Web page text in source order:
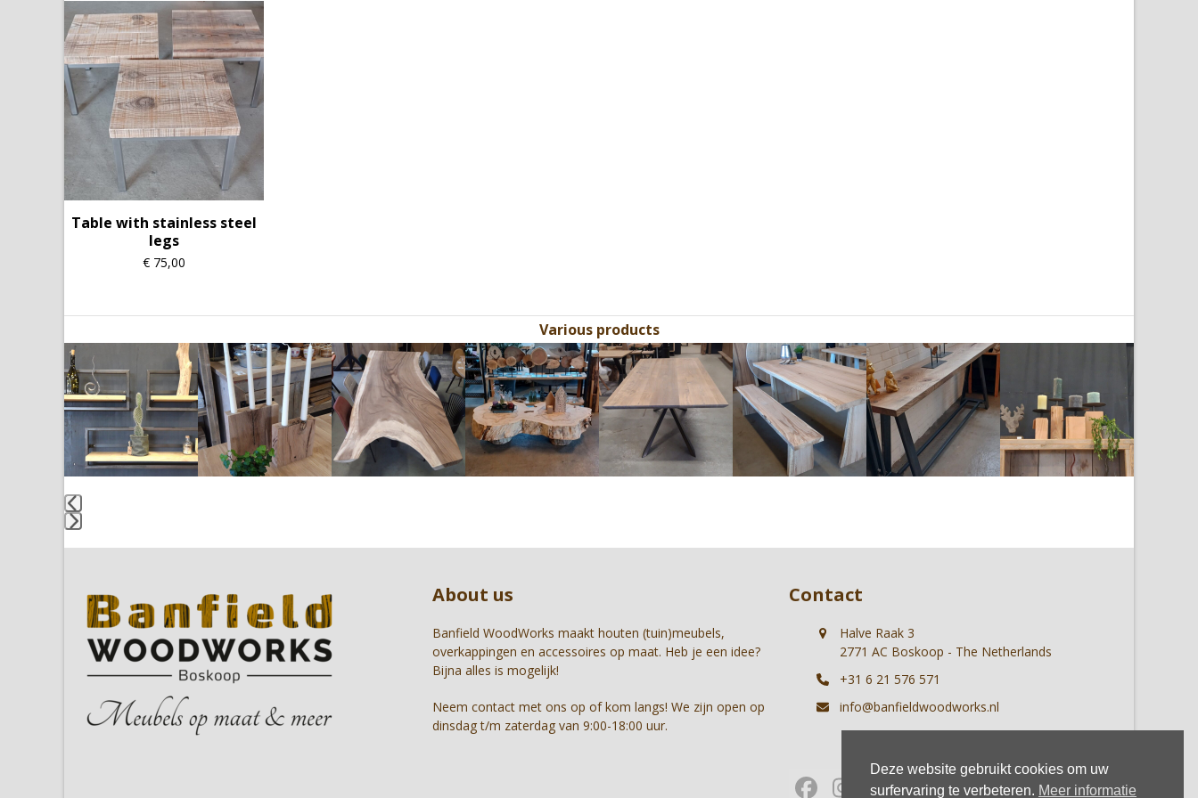
Table with stainless steel
legs
€ 75,00
Various products
Use
the
left
and
right
arrow
keys
to
the
first
About us
Banfield WoodWorks maakt houten (tuin)meubels,
overkappingen en accessoires op maat. Heb je een idee?
Bijna alles is mogelijk!
Neem contact met ons op of kom langs! We zijn open op
dinsdag t/m zaterdag van 9:00-18:00 uur.
Contact
Halve Raak 3
2771 AC Boskoop - The Netherlands
+31 6 21 576 571
info@banfieldwoodworks.nl
Deze website gebruikt cookies om uw
surfervaring te verbeteren. Meer informatie